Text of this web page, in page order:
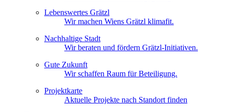
Lebenswertes Grätzl
Wir machen Wiens Grätzl klimafit.
Nachhaltige Stadt
Wir beraten und fördern Grätzl-Initiativen.
Gute Zukunft
Wir schaffen Raum für Beteiligung.
Projektkarte
Aktuelle Projekte nach Standort finden